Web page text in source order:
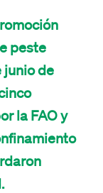
peste
junio de
la FAO y